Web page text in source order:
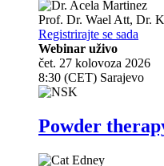
Prof. Dr. Wael Att, Dr.
Registrirajte se sada
Webinar uživo
čet. 27 kolovoza 2026
8:30 (CET) Sarajevo
Powder